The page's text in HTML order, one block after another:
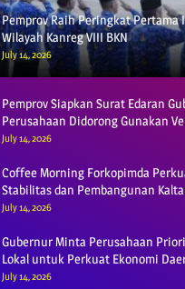
Pemprov Raih Peringkat Pertama
Wilayah Kanreg VIII BKN
July 14, 2026
Pemprov Siapkan Surat Edaran
Perusahaan Didorong Gunakan
Pelat KU
July 14, 2026
Coffee Morning Forkopimda
Stabilitas dan Pembangunan
July 14, 2026
Gubernur Minta Perusahaan
Lokal untuk Perkuat Ekonomi
July 14, 2026